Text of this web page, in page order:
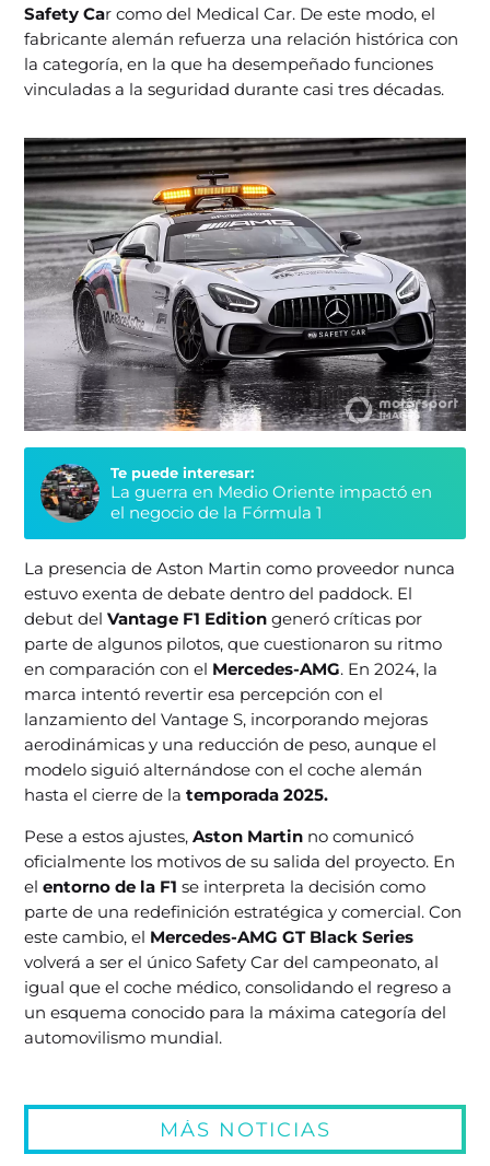
Safety Car como del Medical Car. De este modo, el
fabricante alemán refuerza una relación histórica con
la categoría, en la que ha desempeñado funciones
vinculadas a la seguridad durante casi tres décadas.
Te puede interesar:
La guerra en Medio Oriente impactó en
el negocio de la Fórmula 1
La presencia de Aston Martin como proveedor nunca
estuvo exenta de debate dentro del paddock. El
debut delVantage F1 Edition generó críticas por
parte de algunos pilotos, que cuestionaron su ritmo
en comparación con el Mercedes-AMG. En 2024, la
marca intentó revertir esa percepción con el
lanzamiento del Vantage S, incorporando mejoras
aerodinámicas y una reducción de peso, aunque el
modelo siguió alternándose con el coche alemán
hasta el cierre de latemporada 2025.
Pese a estos ajustes, Aston Martin no comunicó
oficialmente los motivos de su salida del proyecto. En
elentorno de la F1 se interpreta la decisión como
parte de una redefinición estratégica y comercial. Con
este cambio, el Mercedes-AMG GT Black Series
volverá a ser el único Safety Car del campeonato, al
igual que el coche médico, consolidando el regreso a
un esquema conocido para la máxima categoría del
automovilismo mundial.
MÁS NOTICIAS